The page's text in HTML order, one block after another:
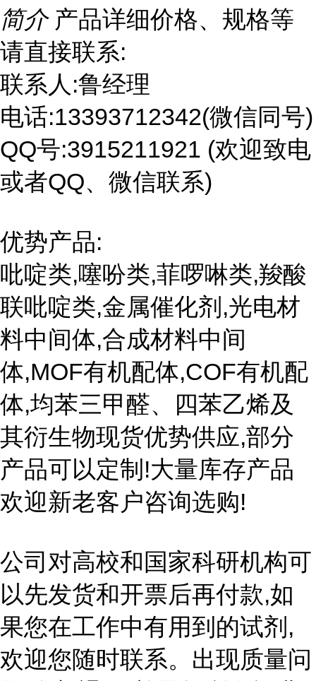
简介 产品详细价格、规格等
请直接联系:
联系人:鲁经理
电话:13393712342(微信同号)
QQ号:3915211921 (欢迎致电
或者QQ、微信联系)
优势产品:
吡啶类,噻吩类,菲啰啉类,羧酸
联吡啶类,金属催化剂,光电材
料中间体,合成材料中间
体,MOF有机配体,COF有机配
体,均苯三甲醛、四苯乙烯及
其衍生物现货优势供应,部分
产品可以定制!大量库存产品
欢迎新老客户咨询选购!
公司对高校和国家科研机构可
以先发货和开票后再付款,如
果您在工作中有用到的试剂,
欢迎您随时联系。出现质量问